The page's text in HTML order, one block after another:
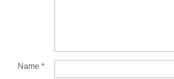
Name*